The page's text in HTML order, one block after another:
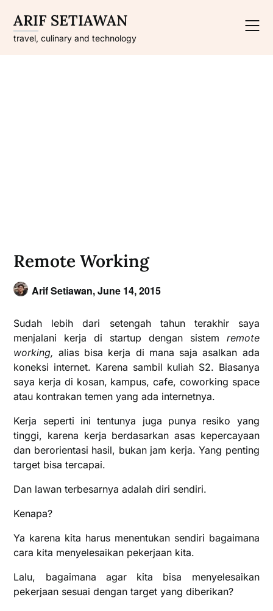
content
ARIF SETIAWAN
travel, culinary and technology
Remote Working
Arif Setiawan,June 14, 2015
Sudah lebih dari setengah tahun terakhir saya
menjalani kerja di startup dengan sistem remote
working, alias bisa kerja di mana saja asalkan ada
koneksi internet. Karena sambil kuliah S2. Biasanya
saya kerja di kosan, kampus, cafe, coworking space
atau kontrakan temen yang ada internetnya.
Kerja seperti ini tentunya juga punya resiko yang
tinggi, karena kerja berdasarkan asas kepercayaan
dan berorientasi hasil, bukan jam kerja. Yang penting
target bisa tercapai.
Dan lawan terbesarnya adalah diri sendiri.
Kenapa?
Ya karena kita harus menentukan sendiri bagaimana
cara kita menyelesaikan pekerjaan kita.
Lalu, bagaimana agar kita bisa menyelesaikan
pekerjaan sesuai dengan target yang diberikan?